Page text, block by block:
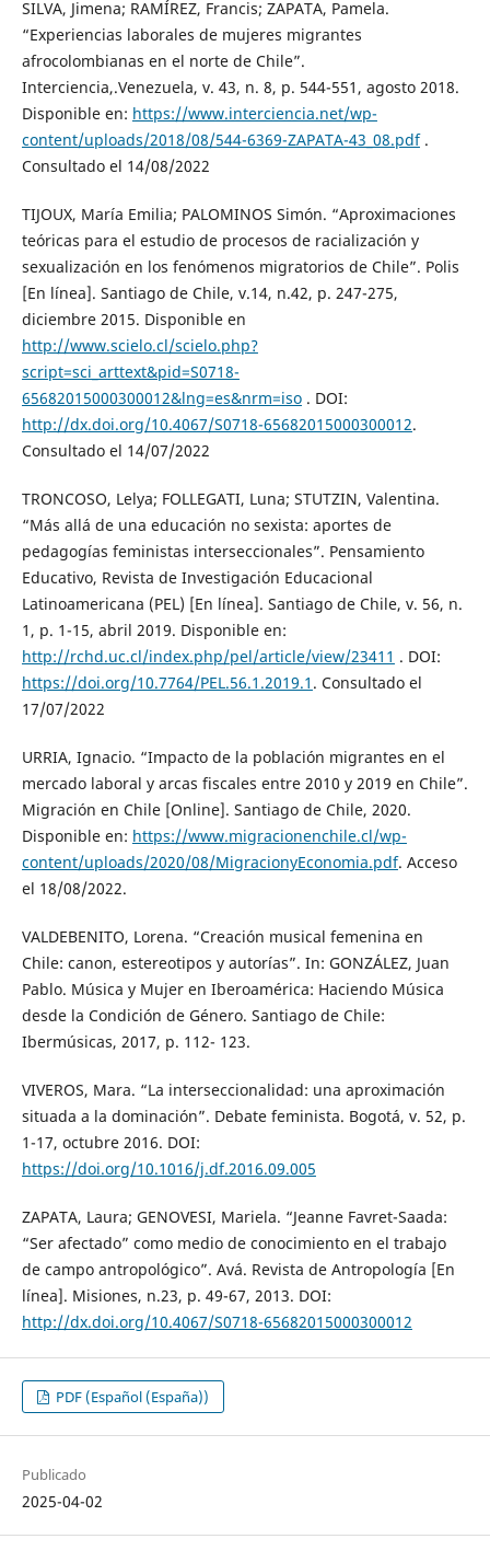
SILVA, Jimena; RAMÍREZ, Francis; ZAPATA, Pamela.
“Experiencias laborales de mujeres migrantes
afrocolombianas en el norte de Chile”.
Interciencia,.Venezuela, v. 43, n. 8, p. 544-551, agosto 2018.
Disponible en: https://www.interciencia.net/wp-
content/uploads/2018/08/544-6369-ZAPATA-43_08.pdf.
Consultado el 14/08/2022
TIJOUX, María Emilia; PALOMINOS Simón. “Aproximaciones
teóricas para el estudio de procesos de racialización y
sexualización en los fenómenos migratorios de Chile”. Polis
[En línea]. Santiago de Chile, v.14, n.42, p. 247-275,
diciembre 2015. Disponible en
http://www.scielo.cl/scielo.php?
script=sci_arttext&pid=S0718-
65682015000300012&lng=es&nrm=iso. DOI:
http://dx.doi.org/10.4067/S0718-65682015000300012.
Consultado el 14/07/2022
TRONCOSO, Lelya; FOLLEGATI, Luna; STUTZIN, Valentina.
“Más allá de una educación no sexista: aportes de
pedagogías feministas interseccionales”. Pensamiento
Educativo, Revista de Investigación Educacional
Latinoamericana (PEL) [En línea]. Santiago de Chile, v. 56, n.
1, p. 1-15, abril 2019. Disponible en:
http://rchd.uc.cl/index.php/pel/article/view/23411 . DOI:
https://doi.org/10.7764/PEL.56.1.2019.1 . Consultado el
17/07/2022
URRIA, Ignacio. “Impacto de la población migrantes en el
mercado laboral y arcas fiscales entre 2010 y 2019 en Chile”.
Migración en Chile [Online]. Santiago de Chile, 2020.
Disponible en: https://www.migracionenchile.cl/wp-
content/uploads/2020/08/MigracionyEconomia.pdf. Acceso
el 18/08/2022.
VALDEBENITO, Lorena. “Creación musical femenina en
Chile: canon, estereotipos y autorías”. In: GONZÁLEZ, Juan
Pablo. Música y Mujer en Iberoamérica: Haciendo Música
desde la Condición de Género. Santiago de Chile:
Ibermúsicas, 2017, p. 112- 123.
VIVEROS, Mara. “La interseccionalidad: una aproximación
situada a la dominación”. Debate feminista. Bogotá, v. 52, p.
1-17, octubre 2016. DOI:
https://doi.org/10.1016/j.df.2016.09.005
ZAPATA, Laura; GENOVESI, Mariela. “Jeanne Favret-Saada:
“Ser afectado” como medio de conocimiento en el trabajo
de campo antropológico”. Avá. Revista de Antropología [En
línea]. Misiones, n.23, p. 49-67, 2013. DOI:
http://dx.doi.org/10.4067/S0718-65682015000300012
PDF (Español (España))
Publicado
2025-04-02